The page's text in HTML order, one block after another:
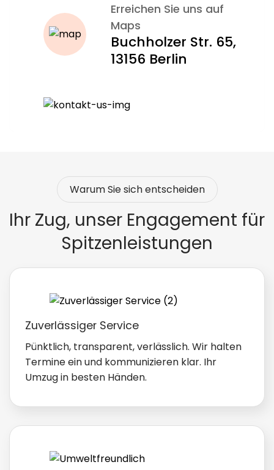
Klare Checklisten für alle Abläufe
Unterstützung auch bei Sonderfällen wie
mehreren Versicherten
Überraschungen.
Erreichen Sie uns auf
Maps
Buchholzer Str. 65,
13156 Berlin
Warum Sie sich entscheiden
Ihr Zug, unser Engagement für
Spitzenleistungen
Zuverlässiger Service
Pünktlich, transparent, verlässlich. Wir halten
Termine ein und kommunizieren klar. Ihr
Umzug in besten Händen.